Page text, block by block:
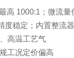
高 1000:1；微流
度稳定；内置整流
高温工艺气
工况定价偏高